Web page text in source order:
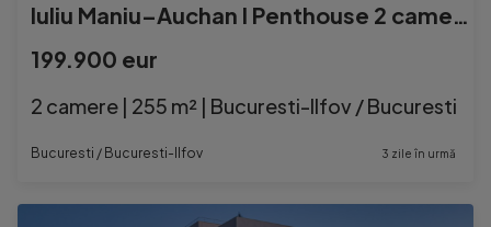
Iuliu Maniu–Auchan I Penthouse 2 camere terasă generoasa mobilat
199.900 eur
2 camere | 255 m² | Bucuresti-Ilfov / Bucuresti
Bucuresti / Bucuresti-Ilfov 3 zile în urmă